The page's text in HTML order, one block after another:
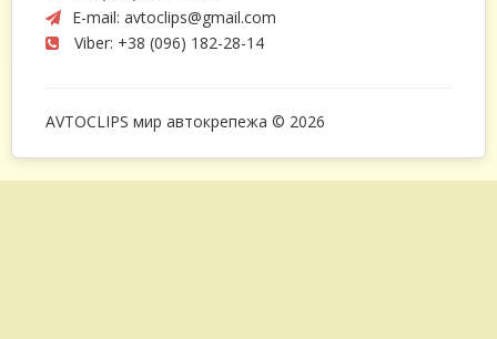
E-mail: avtoclips@gmail.com
Viber: +38 (096) 182-28-14
AVTOCLIPS мир автокрепежа © 2026